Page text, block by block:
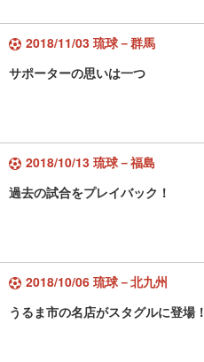
2018/11/03 琉球－群馬
サポーターの思いは一つ
2018/10/13 琉球－福島
過去の試合をプレイバック！
2018/10/06 琉球－北九州
うるま市の名店がスタグルに登場！